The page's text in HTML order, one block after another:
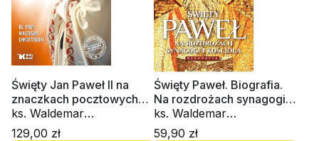
Święty Jan Paweł II na
znaczkach pocztowych
świata 2005-2015
ks. Waldemar
Chrostowski
129,00 zł
Święty Paweł. Biografia.
Na rozdrożach synagogi i
Kościoła
ks. Waldemar
Chrostowski
59,90 zł